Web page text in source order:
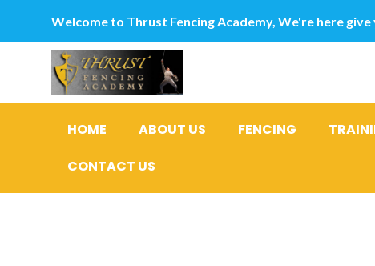
Welcome to Thrust Fencing Academy, We're here give
HOME ABOUT US FENCING
CONTACT US